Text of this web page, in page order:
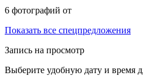
6 фотографий от
Показать все спецпредложения
Запись на просмотр
Выберите удобную дату и время